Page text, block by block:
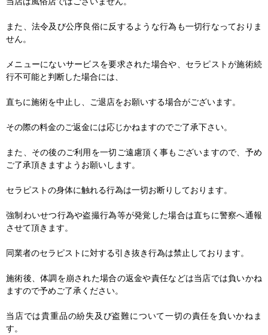
また、法令及び公序良俗に反するような行為も一切行なっておりま
せん。
メニューにないサービスを要求された場合や、セラピストが施術続
行不可能と判断した場合には、
直ちに施術を中止し、ご退店をお願いする場合がございます。
その際の料金のご返金には応じかねますのでご了承下さい。
また、その後のご利用を一切ご遠慮頂く事もございますので、予め
ご了承頂きますようお願いします。
セラピストの身体に触れる行為は一切お断りしております。
強制わいせつ行為や盗撮行為等が発覚した場合は直ちに警察へ通報
させて頂きます。
同業者のセラピストに対する引き抜き行為は禁止しております。
施術後、体調を崩された場合の返金や責任などは当店では負いかね
ますので予めご了承ください。
当店では貴重品の紛失及び盗難について一切の責任を負いかねま
す。